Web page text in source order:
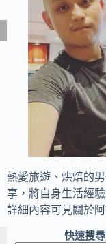
熱愛旅遊、烘焙的
享，將自身生活經
詳細內容可見關於
快速搜